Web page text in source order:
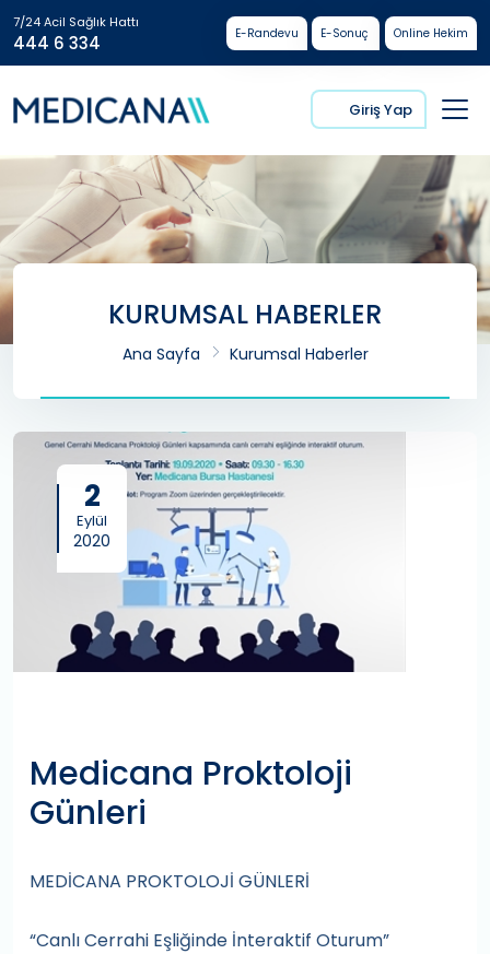
7/24 Acil Sağlık Hattı
444 6 334 E-Randevu E-Sonuç Online Hekim
Giriş Yap
KURUMSAL HABERLER
Ana Sayfa Kurumsal Haberler
2
Eylül
2020
Medicana Proktoloji
Günleri
MEDİCANA PROKTOLOJİ GÜNLERİ
“Canlı Cerrahi Eşliğinde İnteraktif Oturum”